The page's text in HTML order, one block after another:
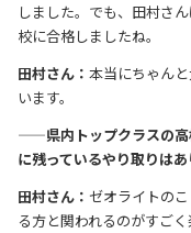
しました。でも、田村さ
校に合格しましたね。
田村さん：本当にちゃん
います。
——県内トップクラスの高
に残っているやり取りはあ
田村さん：ゼオライトの
る方と関われるのがすご